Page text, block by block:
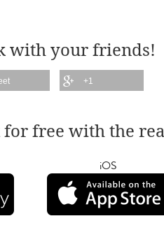
with your friends!
+1
for free with the
iOS